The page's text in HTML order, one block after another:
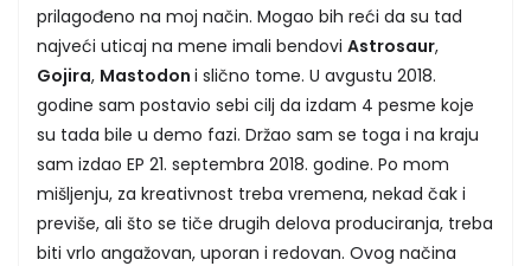
prilagođeno na moj način. Mogao bih reći da su tad
najveći uticaj na mene imali bendovi Astrosaur,
Gojira, Mastodon i slično tome. U avgustu 2018.
godine sam postavio sebi cilj da izdam 4 pesme koje
su tada bile u demo fazi. Držao sam se toga i na kraju
sam izdao EP 21. septembra 2018. godine. Po mom
mišljenju, za kreativnost treba vremena, nekad čak i
previše, ali što se tiče drugih delova produciranja, treba
biti vrlo angažovan, uporan i redovan. Ovog načina